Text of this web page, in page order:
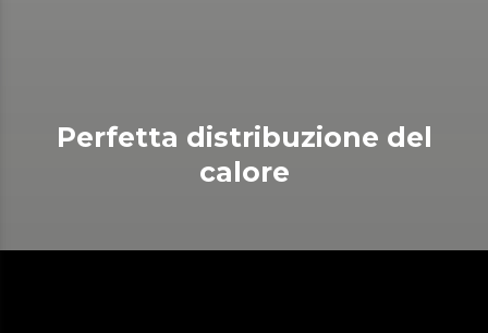
Perfetta distribuzione del
calore